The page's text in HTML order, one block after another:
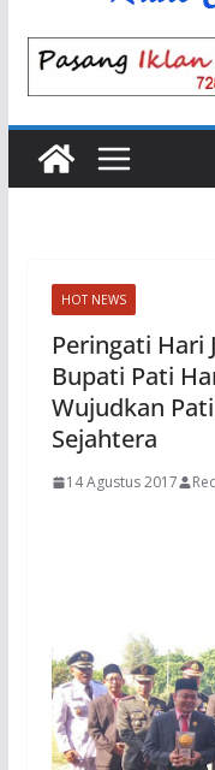
HOT NEWS
Peringati Hari
Bupati Pati
Wujudkan
Sejahtera
14 Agustus 2017